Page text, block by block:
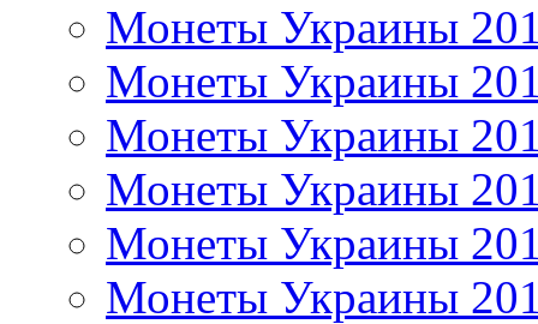
Монеты Украины
Монеты Украины
Монеты Украины
Монеты Украины
Монеты Украины
Монеты Украины